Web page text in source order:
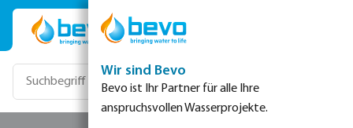
Zum Hauptinhalt springen
Wir sind Bevo
Bevo ist Ihr Partner für alle Ihre
anspruchsvollen Wasserprojekte.